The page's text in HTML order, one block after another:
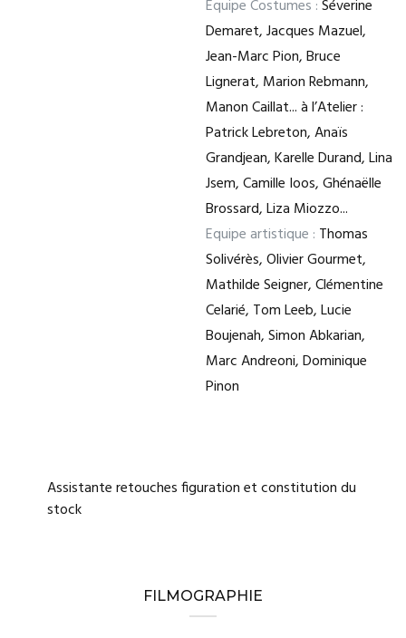
Equipe Costumes :Séverine
Demaret, Jacques Mazuel,
Jean-Marc Pion, Bruce
Lignerat, Marion Rebmann,
Manon Caillat... à l’Atelier :
Patrick Lebreton, Anaïs
Grandjean, Karelle Durand, Lina
Jsem, Camille Ioos, Ghénaëlle
Brossard, Liza Miozzo...
Equipe artistique : Thomas
Solivérès, Olivier Gourmet,
Mathilde Seigner, Clémentine
Celarié, Tom Leeb, Lucie
Boujenah, Simon Abkarian,
Marc Andreoni, Dominique
Pinon
Assistante retouches figuration et constitution du
stock
FILMOGRAPHIE